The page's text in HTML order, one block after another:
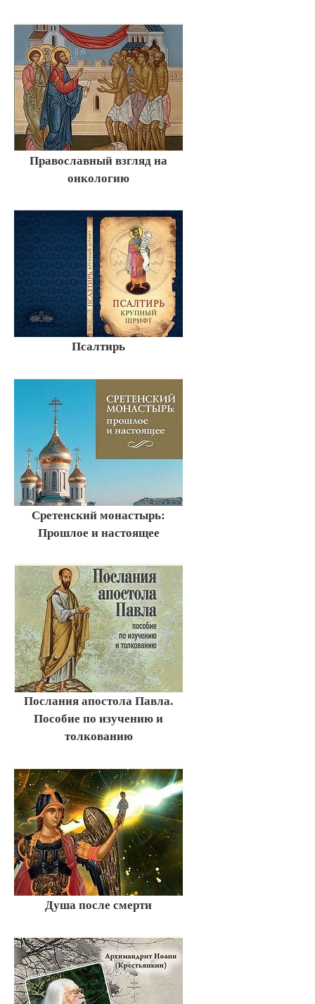
Православный взгляд на
онкологию
Псалтирь
Сретенский монастырь:
Прошлое и настоящее
Послания апостола Павла.
Пособие по изучению и
толкованию
Душа после смерти